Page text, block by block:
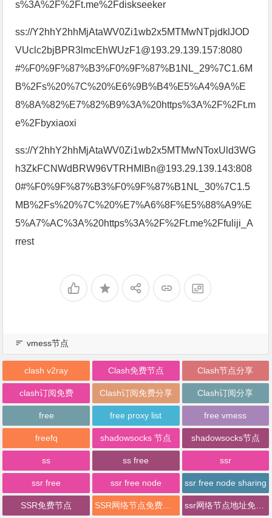
s%3A%2F%2Ft.me%2Fdiskseeker
ss://Y2hhY2hhMjAtaWV0Zi1wb2x5MTMwNTpjdklJOD
VUclc2bjBPR3lmcEhWUzF1@193.29.139.157:8080
#%F0%9F%87%B3%F0%9F%87%B1NL_29%7C1.6M
B%2Fs%20%7C%20%E6%9B%B4%E5%A4%9A%E
8%8A%82%E7%82%B9%3A%20https%3A%2F%2Ft.m
e%2Fbyxiaoxi
ss://Y2hhY2hhMjAtaWV0Zi1wb2x5MTMwNToxUld3WG
h3ZkFCNWdBRW96VTRHMlBn@193.29.139.143:808
0#%F0%9F%87%B3%F0%9F%87%B1NL_30%7C1.5
MB%2Fs%20%7C%20%E7%A6%8F%E5%88%A9%E
5%A7%AC%3A%20https%3A%2F%2Ft.me%2Ffuliji_A
rrest
vmess节点
clash v2ray Clash免费节点 Clash节点分享
clash订阅免费 Clash订阅免费分享 Clash订阅分享
free free proxy list free vmess
freefq shadowsocks 节点 shadowsocks节点
ss ss free ssr
ssr free ssr free node ssr free node sharing
SSR免费节点